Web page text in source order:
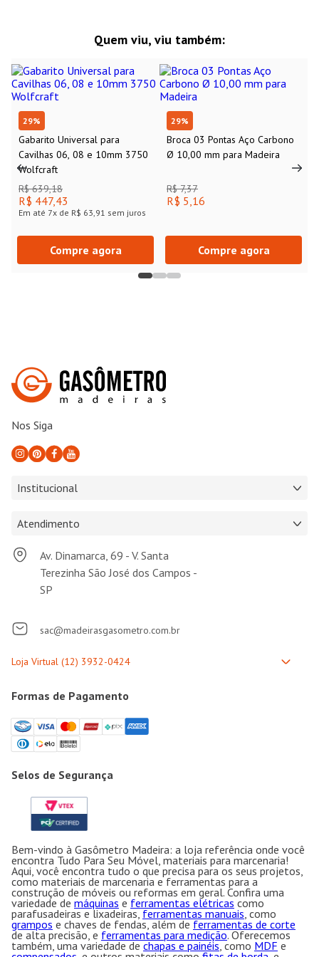
Quem viu, viu também:
29%
Gabarito Universal para
Cavilhas 06, 08 e 10mm 3750
Wolfcraft
R$ 639,18
R$ 447,43
Em até 7x de R$ 63,91 sem juros
Compre agora
29%
Broca 03 Pontas Aço Carbono
Ø 10,00 mm para Madeira
R$ 7,37
R$ 5,16
Compre agora
Nos Siga
Institucional
Atendimento
Av. Dinamarca, 69 - V. Santa
Terezinha São José dos Campos -
SP
sac@madeirasgasometro.com.br
Formas de Pagamento
Selos de Segurança
Bem-vindo à Gasômetro Madeira: a loja referência onde você
encontra Tudo Para Seu Móvel, materiais para marcenaria!
Aqui, você encontra tudo o que precisa para os seus projetos,
como materiais de marcenaria e ferramentas para a
construção de móveis ou reformas em geral. Confira uma
variedade de máquinas e ferramentas elétricas como
parafusadeiras e lixadeiras,ferramentas manuais , como
grampos e chaves de fendas, além deferramentas de corte
de alta precisão, e ferramentas para medição. Oferecemos
também, uma variedade dechapas e painéis, como MDF e